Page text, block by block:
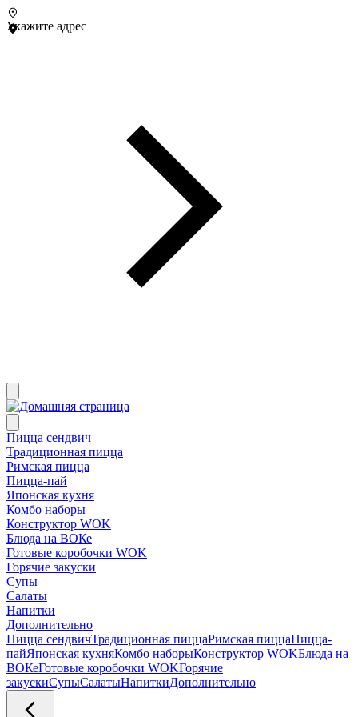
Укажите адрес
Пицца сендвич
Традиционная пицца
Римская пицца
Пицца-пай
Японская кухня
Комбо наборы
Конструктор WOK
Блюда на ВОКе
Готовые коробочки WOK
Горячие закуски
Супы
Салаты
Напитки
Дополнительно
Пицца сендвичТрадиционная пиццаРимская пиццаПицца-
пайЯпонская кухняКомбо наборыКонструктор WOKБлюда на
ВОКеГотовые коробочки WOKГорячие
закускиСупыСалатыНапиткиДополнительно